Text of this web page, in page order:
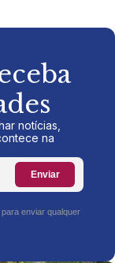
notícias,
na
Enviar
enviar qualquer